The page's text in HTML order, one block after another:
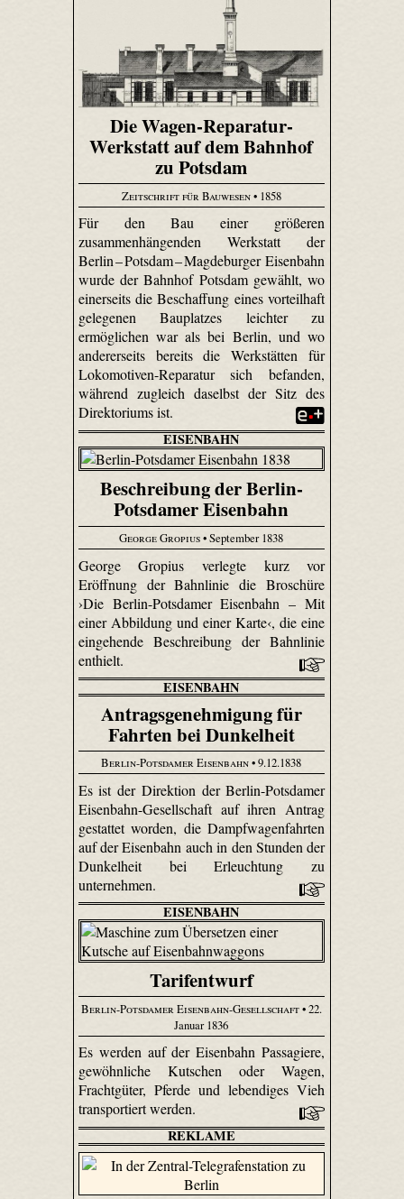
Die Wagen-Reparatur-
Werkstatt auf dem Bahnhof
zu Potsdam
Zeitschrift für Bauwesen• 1858
Für den Bau einer größeren
zusammenhängenden Werkstatt der
Berlin –Potsdam –Magdeburger Eisenbahn
wurde der Bahnhof Potsdam gewählt, wo
einerseits die Beschaffung eines vorteilhaft
gelegenen Bauplatzes leichter zu
ermöglichen war als bei Berlin, und wo
andererseits bereits die Werkstätten für
Lokomotiven-Reparatur sich befanden,
während zugleich daselbst der Sitz des
Direktoriums ist.
EISENBAHN
Beschreibung der Berlin-
Potsdamer Eisenbahn
George Gropius• September 1838
George Gropius verlegte kurz vor
Eröffnung der Bahnlinie die Broschüre
›Die Berlin-Potsdamer Eisenbahn – Mit
einer Abbildung und einer Karte‹, die eine
eingehende Beschreibung der Bahnlinie
enthielt.
EISENBAHN
Antragsgenehmigung für
Fahrten bei Dunkelheit
Berlin-Potsdamer Eisenbahn• 9.12.1838
Es ist der Direktion der Berlin-Potsdamer
Eisenbahn-Gesellschaft auf ihren Antrag
gestattet worden, die Dampfwagenfahrten
auf der Eisenbahn auch in den Stunden der
Dunkelheit bei Erleuchtung zu
unternehmen.
EISENBAHN
Tarifentwurf
Berlin-Potsdamer Eisenbahn-Gesellschaft• 22.
Januar 1836
Es werden auf der Eisenbahn Passagiere,
gewöhnliche Kutschen oder Wagen,
Frachtgüter, Pferde und lebendiges Vieh
transportiert werden.
REKLAME